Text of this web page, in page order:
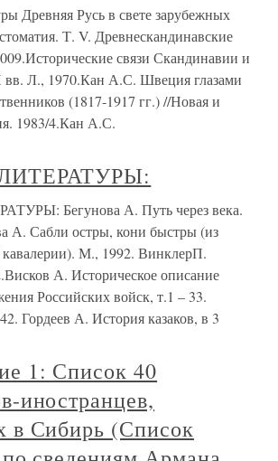
Древняя Русь в свете зарубежных
Т. V. Древнескандинавские
связи Скандинавии и
Л., 1970.Кан А.С. Швеция глазами
(1817-1917 гг.) //Новая и
1983/4.Кан А.С.
Бегунова А. Путь через века.
А. Сабли остры, кони быстры (из
кавалерии). М., 1992. ВинклерП.
А. Историческое описание
Российских войск, т.1 – 33.
Гордеев А. История казаков, в 3
1: Список 40
иностранцев,
в Сибирь (Список